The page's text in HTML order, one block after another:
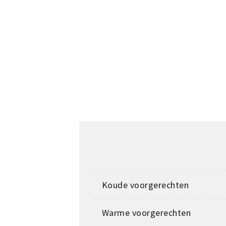
Koude voorgerechten
Warme voorgerechten